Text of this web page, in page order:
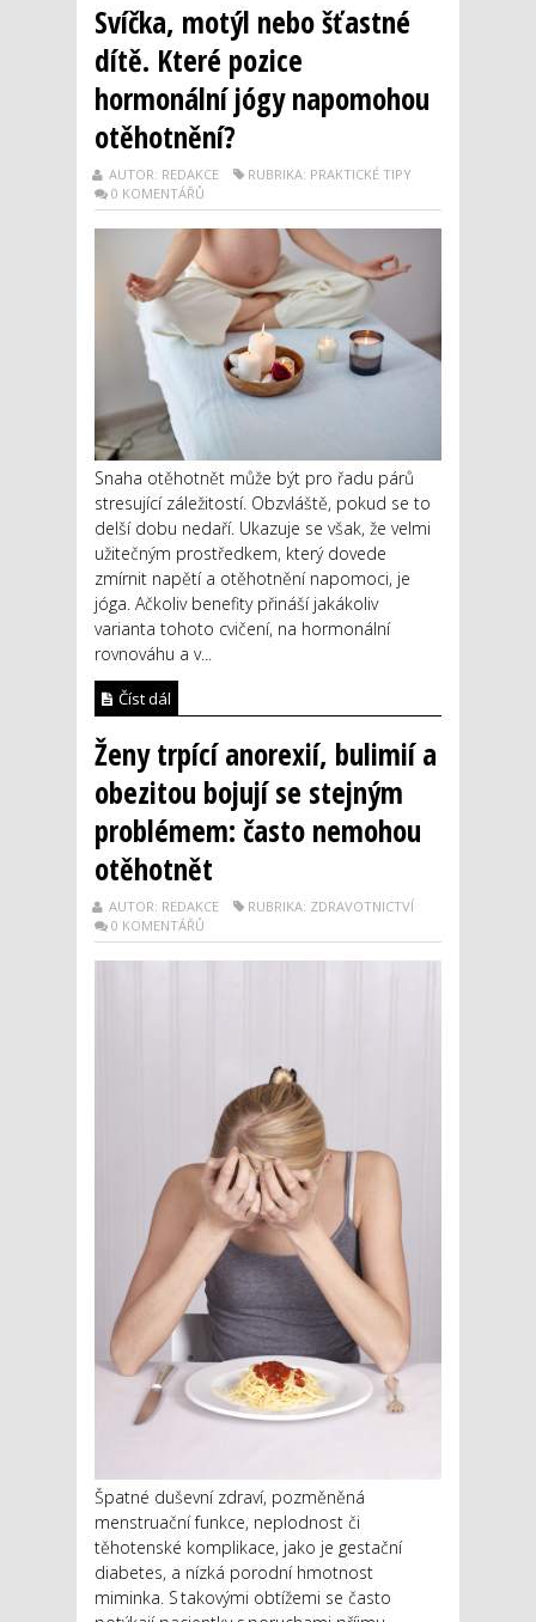
Svíčka, motýl nebo šťastné
dítě. Které pozice
hormonální jógy napomohou
otěhotnění?
AUTOR: REDAKCE
RUBRIKA: PRAKTICKÉ TIPY
0 KOMENTÁŘŮ
Snaha otěhotnět může být pro řadu párů
stresující záležitostí. Obzvláště, pokud se to
delší dobu nedaří. Ukazuje se však, že velmi
užitečným prostředkem, který dovede
zmírnit napětí a otěhotnění napomoci, je
jóga. Ačkoliv benefity přináší jakákoliv
varianta tohoto cvičení, na hormonální
rovnováhu a v...
Číst dál
Ženy trpící anorexií, bulimií a
obezitou bojují se stejným
problémem: často nemohou
otěhotnět
AUTOR: REDAKCE
RUBRIKA: ZDRAVOTNICTVÍ
0 KOMENTÁŘŮ
Špatné duševní zdraví, pozměněná
menstruační funkce, neplodnost či
těhotenské komplikace, jako je gestační
diabetes, a nízká porodní hmotnost
miminka. S takovými obtížemi se často